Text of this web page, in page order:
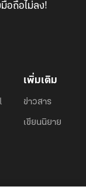
อถือไม่ลง!
เพิ่มเติม
ข่าวสาร
เขียนนิยาย